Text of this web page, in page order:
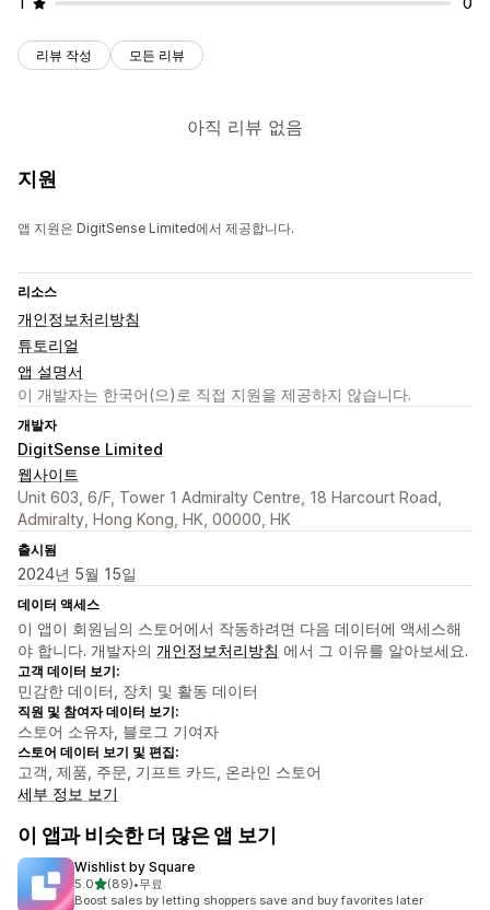
리뷰 작성 모든 리뷰
아직 리뷰 없음
지원
앱 지원은 DigitSense Limited에서 제공합니다.
리소스
개인정보처리방침
튜토리얼
앱 설명서
이 개발자는 한국어(으)로 직접 지원을 제공하지 않습니다.
개발자
DigitSense Limited
웹사이트
Unit 603, 6/F, Tower 1 Admiralty Centre, 18 Harcourt Road,
Admiralty, Hong Kong, HK, 00000, HK
출시됨
2024년 5월 15일
데이터 액세스
이 앱이 회원님의 스토어에서 작동하려면 다음 데이터에 액세스해
야 합니다. 개발자의 개인정보처리방침 에서 그 이유를 알아보세요.
고객 데이터 보기:
민감한 데이터, 장치 및 활동 데이터
직원 및 참여자 데이터 보기:
스토어 소유자, 블로그 기여자
스토어 데이터 보기 및 편집:
고객, 제품, 주문, 기프트 카드, 온라인 스토어
세부 정보 보기
이 앱과 비슷한 더 많은 앱 보기
Wishlist by Square
5.0별 5개 중
(89)
총 리뷰 89개
•무료
Boost sales by letting shoppers save and buy favorites later